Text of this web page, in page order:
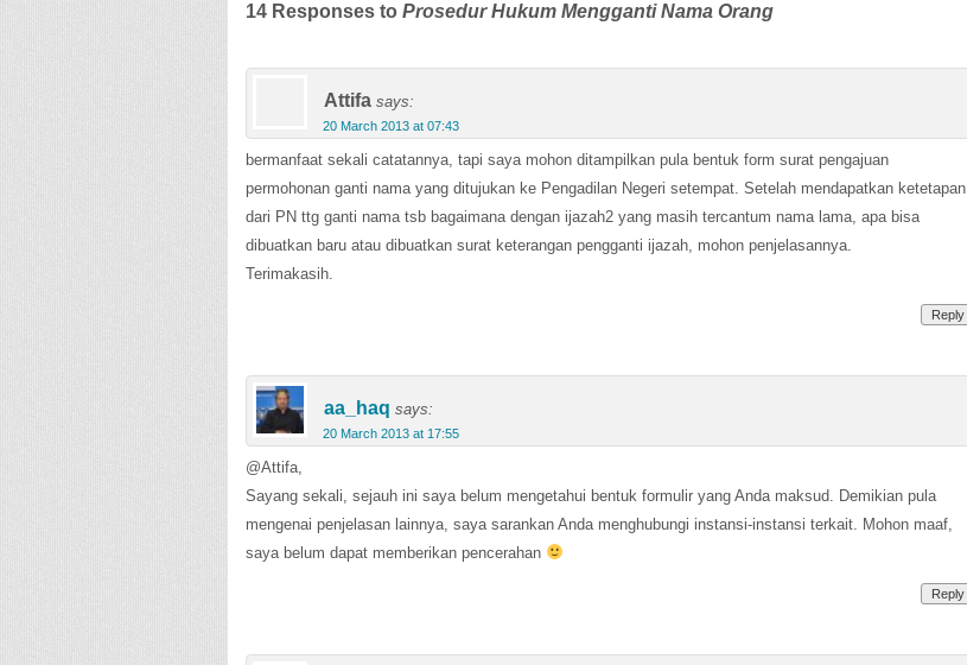
14 Responses to Prosedur Hukum Mengganti Nama Orang
Attifa says:
20 March 2013 at 07:43
bermanfaat sekali catatannya, tapi saya mohon ditampilkan pula bentuk form surat pengajuan
permohonan ganti nama yang ditujukan ke Pengadilan Negeri setempat. Setelah mendapatkan ketetapan
dari PN ttg ganti nama tsb bagaimana dengan ijazah2 yang masih tercantum nama lama, apa bisa
dibuatkan baru atau dibuatkan surat keterangan pengganti ijazah, mohon penjelasannya.
Terimakasih.
Reply
aa_haq says:
20 March 2013 at 17:55
@Attifa,
Sayang sekali, sejauh ini saya belum mengetahui bentuk formulir yang Anda maksud. Demikian pula
mengenai penjelasan lainnya, saya sarankan Anda menghubungi instansi-instansi terkait. Mohon maaf,
saya belum dapat memberikan pencerahan
Reply